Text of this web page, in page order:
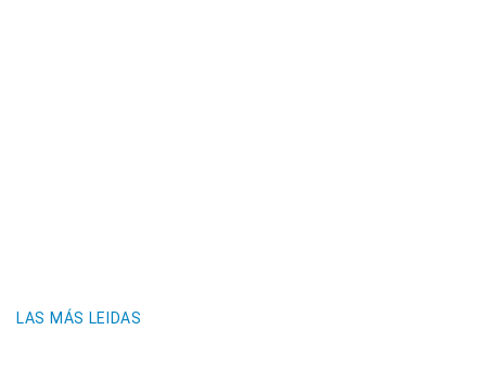
LAS MÁS LEIDAS